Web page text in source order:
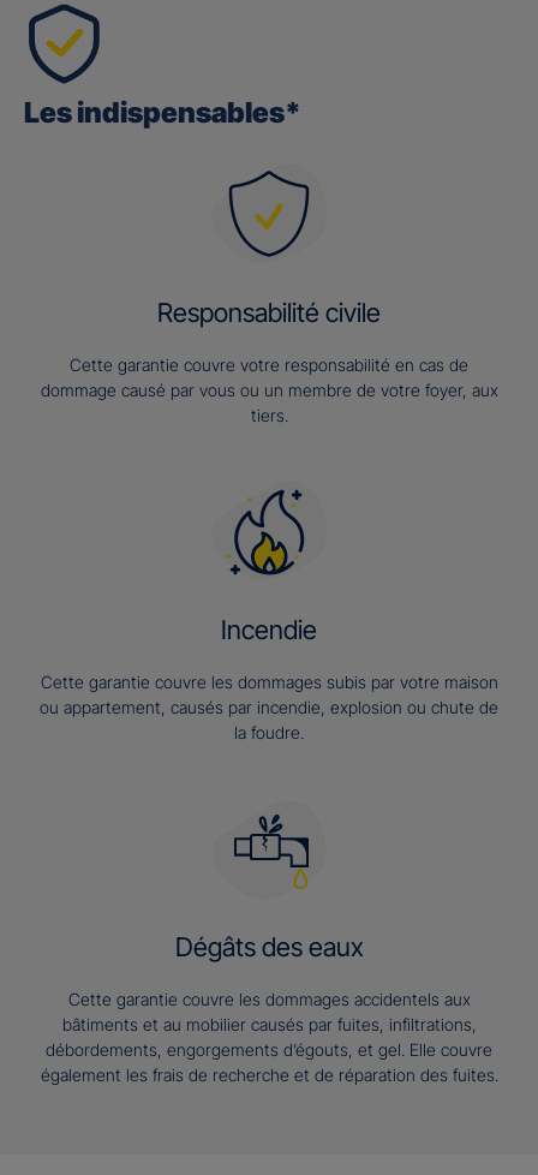
Les indispensables*
Responsabilité civile
Cette garantie couvre votre responsabilité en cas de
dommage causé par vous ou un membre de votre foyer, aux
tiers.
Incendie
Cette garantie couvre les dommages subis par votre maison
ou appartement, causés par incendie, explosion ou chute de
la foudre.
Dégâts des eaux
Cette garantie couvre les dommages accidentels aux
bâtiments et au mobilier causés par fuites, infiltrations,
débordements, engorgements d’égouts, et gel. Elle couvre
également les frais de recherche et de réparation des fuites.